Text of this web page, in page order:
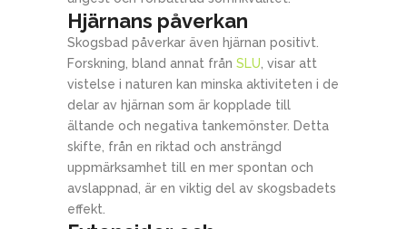
Hjärnans påverkan
Skogsbad påverkar även hjärnan positivt.
Forskning, bland annat från SLU , visar att
vistelse i naturen kan minska aktiviteten i de
delar av hjärnan som är kopplade till
ältande och negativa tankemönster. Detta
skifte, från en riktad och ansträngd
uppmärksamhet till en mer spontan och
avslappnad, är en viktig del av skogsbadets
effekt.